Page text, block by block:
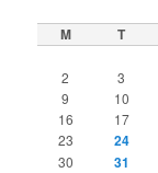
M T
2
3
9
10
16
17
23
24
30
31